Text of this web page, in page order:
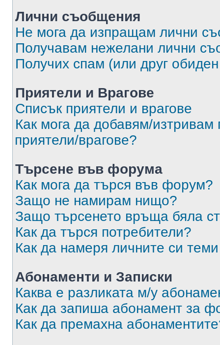
Лични съобщения
Не мога да изпращам лични
Получавам нежелани лични
Получих спам (или друг
Приятели и Врагове
Списък приятели и врагове
Как мога да добавям/изтривам
приятели/врагове?
Търсене във форума
Как мога да търся във форум?
Защо не намирам нищо?
Защо търсенето връща бяла
Как да търся потребители?
Как да намеря личните си
Абонаменти и Записки
Каква е разликата м/у
Как да запиша абонамент за
Как да премахна